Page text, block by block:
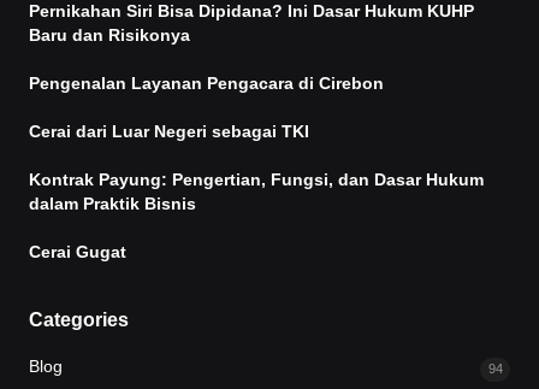
Pernikahan Siri Bisa Dipidana? Ini Dasar Hukum KUHP
Baru dan Risikonya
Pengenalan Layanan Pengacara di Cirebon
Cerai dari Luar Negeri sebagai TKI
Kontrak Payung: Pengertian, Fungsi, dan Dasar Hukum
dalam Praktik Bisnis
Cerai Gugat
Categories
Blog 94